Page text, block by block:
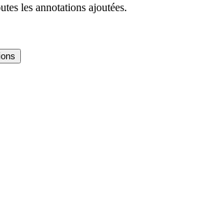
les annotations ajoutées.